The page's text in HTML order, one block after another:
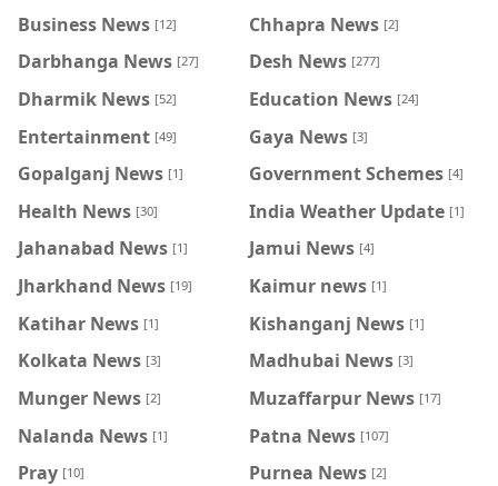
Business News [12] Chhapra News [2]
Darbhanga News [27] Desh News [277]
Dharmik News [52] Education News [24]
Entertainment [49] Gaya News [3]
Gopalganj News [1] Government Schemes [4]
Health News [30] India Weather Update [1]
Jahanabad News [1] Jamui News [4]
Jharkhand News [19] Kaimur news [1]
Katihar News [1] Kishanganj News [1]
Kolkata News [3] Madhubai News [3]
Munger News [2] Muzaffarpur News [17]
Nalanda News [1] Patna News [107]
Pray [10] Purnea News [2]